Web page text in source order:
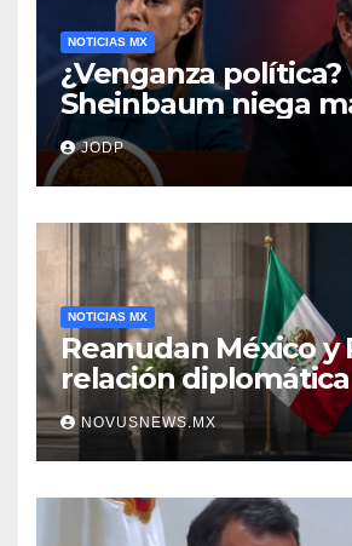
NOTICIAS MX
¿Venganza política?
Sheinbaum niega
negra en captura de
Aguirre
JODP
NOTICIAS MX
Reanudan México y
relación diplomática
NOVUSNEWS.MX